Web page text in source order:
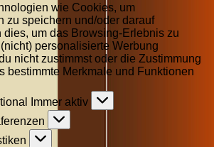
wie Cookies, um
zu speichern und/oder darauf
dies, um das Browsing-Erlebnis zu
personalisierte Werbung
nicht zustimmst oder die Zustimmung
bestimmte Merkmale und Funktionen
Immer aktiv